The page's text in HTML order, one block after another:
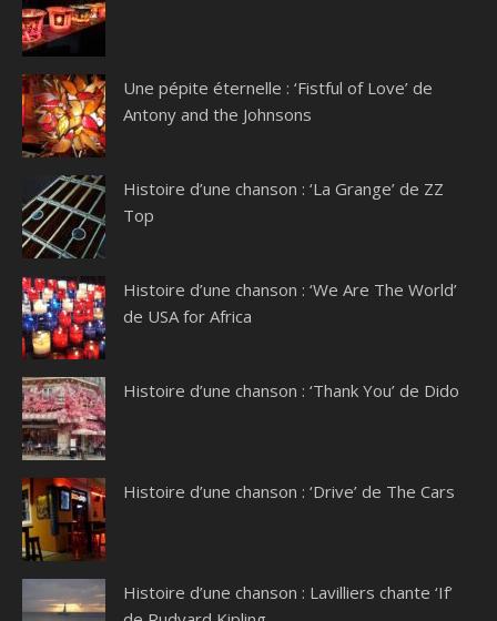
Une pépite éternelle : ‘Fistful of Love’ de
Antony and the Johnsons
Histoire d’une chanson : ‘La Grange’ de ZZ
Top
Histoire d’une chanson : ‘We Are The World’
de USA for Africa
Histoire d’une chanson : ‘Thank You’ de Dido
Histoire d’une chanson : ‘Drive’ de The Cars
Histoire d’une chanson : Lavilliers chante ‘If’